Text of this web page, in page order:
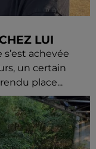
LUI
s’est achevée
un certain
place...